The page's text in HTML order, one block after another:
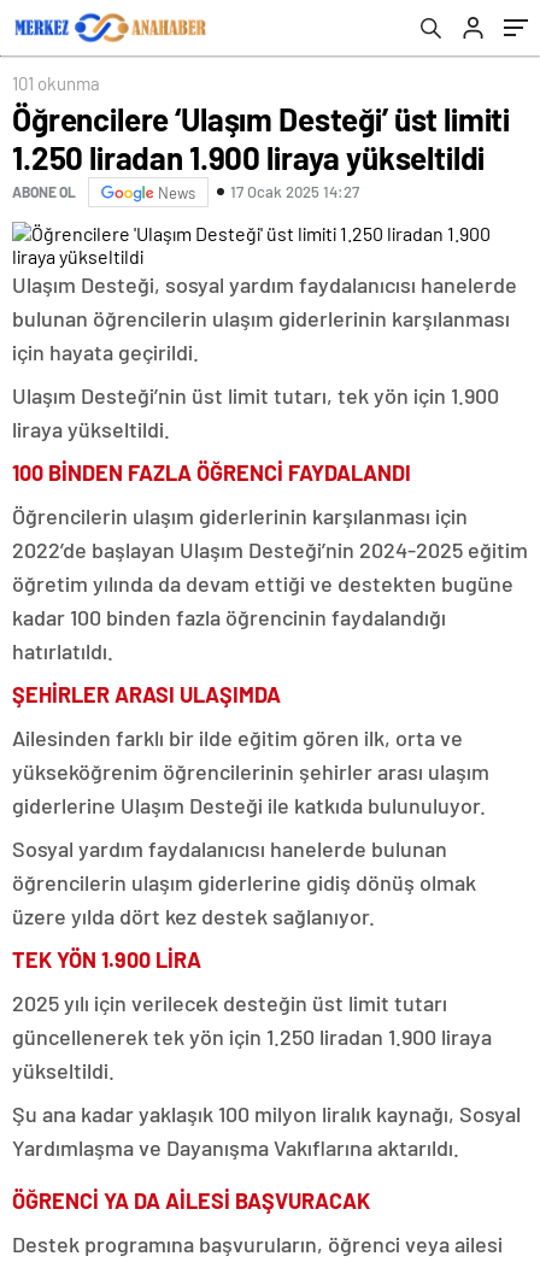
101 okunma
Öğrencilere ‘Ulaşım Desteği’ üst limiti
1.250 liradan 1.900 liraya yükseltildi
ABONE OL News 17 Ocak 2025 14:27
Ulaşım Desteği, sosyal yardım faydalanıcısı hanelerde
bulunan öğrencilerin ulaşım giderlerinin karşılanması
için hayata geçirildi.
Ulaşım Desteği’nin üst limit tutarı, tek yön için 1.900
liraya yükseltildi.
100 BİNDEN FAZLA ÖĞRENCİ FAYDALANDI
Öğrencilerin ulaşım giderlerinin karşılanması için
2022’de başlayan Ulaşım Desteği’nin 2024-2025 eğitim
öğretim yılında da devam ettiği ve destekten bugüne
kadar 100 binden fazla öğrencinin faydalandığı
hatırlatıldı.
ŞEHİRLER ARASI ULAŞIMDA
Ailesinden farklı bir ilde eğitim gören ilk, orta ve
yükseköğrenim öğrencilerinin şehirler arası ulaşım
giderlerine Ulaşım Desteği ile katkıda bulunuluyor.
Sosyal yardım faydalanıcısı hanelerde bulunan
öğrencilerin ulaşım giderlerine gidiş dönüş olmak
üzere yılda dört kez destek sağlanıyor.
TEK YÖN 1.900 LİRA
2025 yılı için verilecek desteğin üst limit tutarı
güncellenerek tek yön için 1.250 liradan 1.900 liraya
yükseltildi.
Şu ana kadar yaklaşık 100 milyon liralık kaynağı, Sosyal
Yardımlaşma ve Dayanışma Vakıflarına aktarıldı.
ÖĞRENCİ YA DA AİLESİ BAŞVURACAK
Destek programına başvuruların, öğrenci veya ailesi